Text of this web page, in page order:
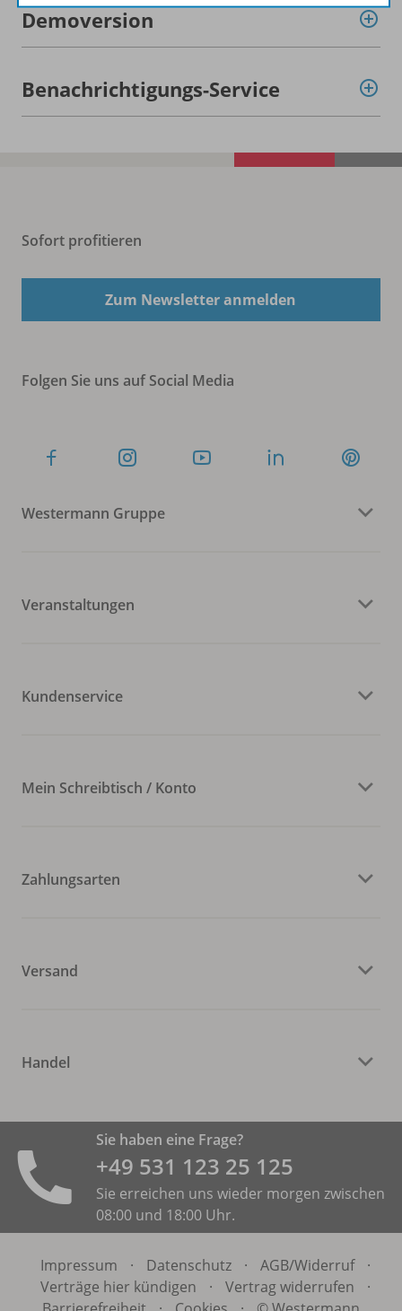
Demoversion
Benachrichtigungs-Service
Sofort profitieren
Zum Newsletter anmelden
Folgen Sie uns auf Social Media
Westermann Gruppe
Veranstaltungen
Kundenservice
Mein Schreibtisch / Konto
Zahlungsarten
Versand
Handel
Sie haben eine Frage?
+49 531 ­123 25 125
Sie erreichen uns wieder morgen zwischen
08:00 und 18:00 Uhr.
Impressum · Datenschutz · AGB/Widerruf
·
Verträge hier kündigen
· Vertrag widerrufen
·